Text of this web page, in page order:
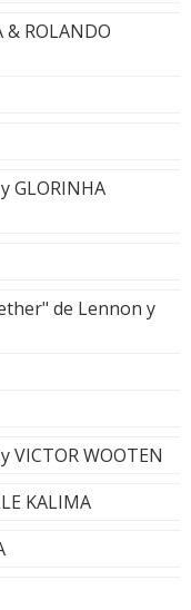
& ROLANDO
GLORINHA
de Lennon y
VICTOR WOOTEN
KALIMA